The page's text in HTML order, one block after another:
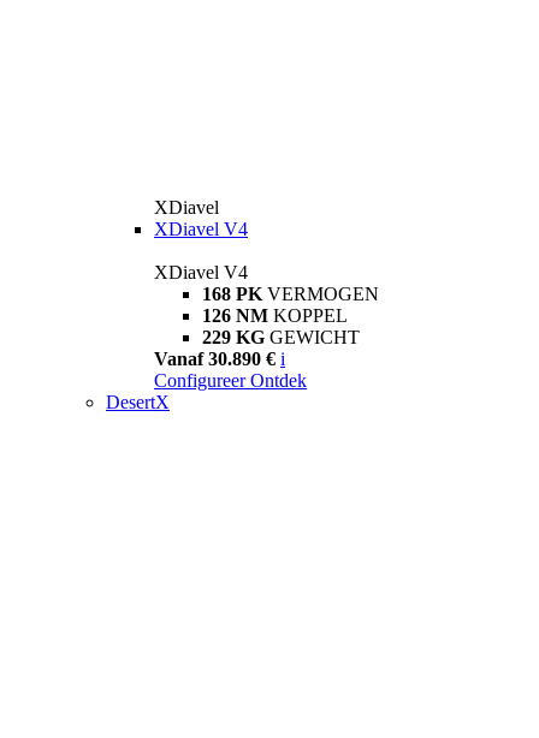
XDiavel
XDiavel V4
XDiavel V4
168 PK VERMOGEN
126 NM KOPPEL
229 KG GEWICHT
Vanaf 30.890 € i
Configureer Ontdek
DesertX